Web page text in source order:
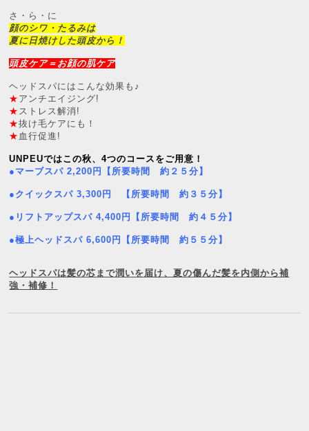
さ・ら・に
顔のシワ・たるみは
夏に日焼けした頭皮から！
頭皮ケア＝お顔の肌ケア
ヘッドスパにはこんな効果も♪
★ アンチエイジング!
★ ストレス解消!
★抜け毛ケアにも！
★ 血行促進!
UNPEUではこの秋、4つのコースをご用意！
●マーブスパ 2,200円【所要時間 約２５分】
●クイックスパ 3,300円 【所要時間 約３５分】
●リフトアップスパ 4,400円【所要時間 約４５分】
●極上ヘッドスパ 6,600円【所要時間 約５５分】
ヘッドスパは髪の芯まで潤いを届け、夏の傷んだ髪を内側から補
強・補修！